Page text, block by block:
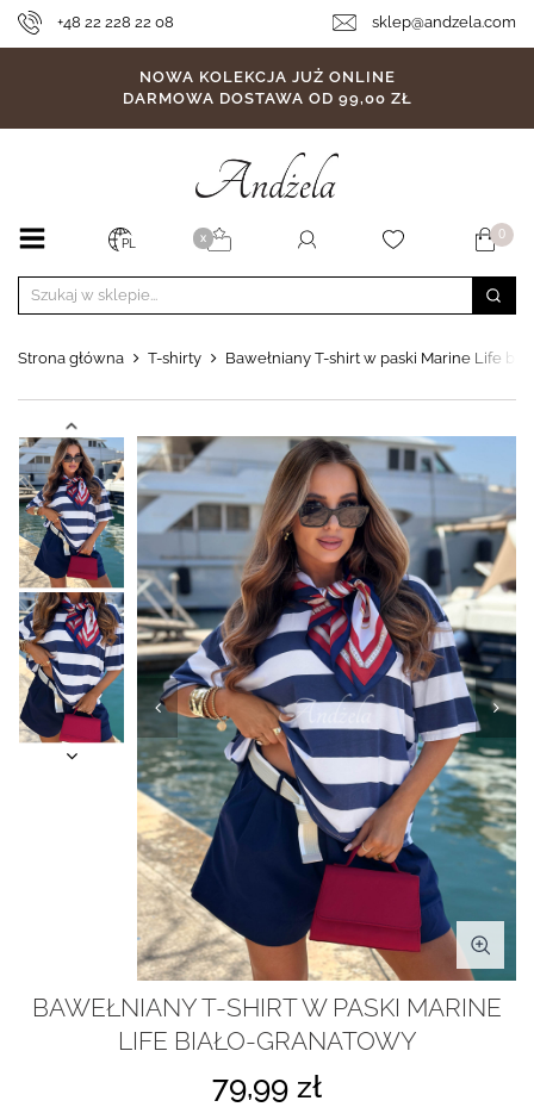
+48 22 228 22 08 sklep@andzela.com
NOWA KOLEKCJA JUŻ ONLINE
DARMOWA DOSTAWA OD 99,00 ZŁ
PL X 0
Strona główna T-shirty Bawełniany T-shirt w paski Marine Life
BAWEŁNIANY T-SHIRT W PASKI MARINE
LIFE BIAŁO-GRANATOWY
79,99 zł